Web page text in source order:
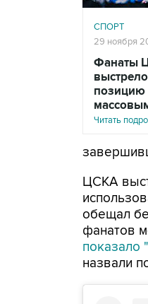
СПОРТ
29 ноября
Фанаты
позицию
Читать
ЦСКА
обещал
фанатов
показало
назвали